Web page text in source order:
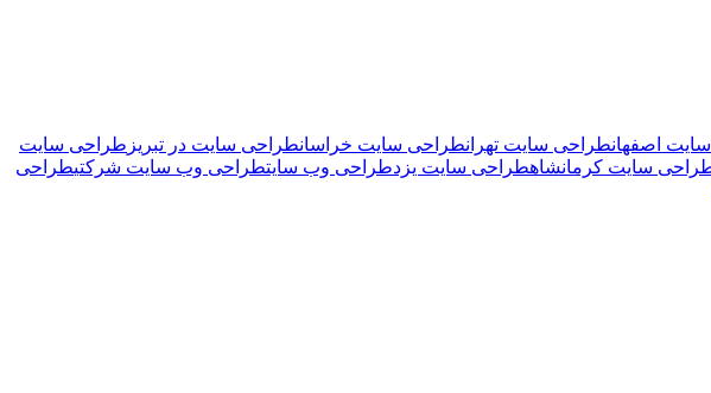
اصفهانطراحی سایت تهرانطراحی سایت خراسانطراحی سایت در تبریز طراحی سایت
سایت کرمانشاهطراحی سایت یزدطراحی وب سایتطراحی وب سایت شرکتیطراحی